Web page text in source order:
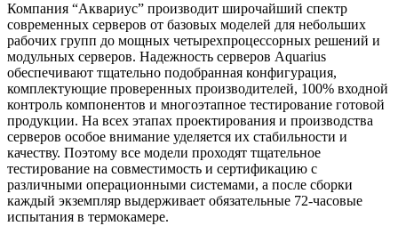
Компания “Аквариус” производит широчайший спектр
современных серверов от базовых моделей для небольших
рабочих групп до мощных четырехпроцессорных решений и
модульных серверов. Надежность серверов Aquarius
обеспечивают тщательно подобранная конфигурация,
комплектующие проверенных производителей, 100% входной
контроль компонентов и многоэтапное тестирование готовой
продукции. На всех этапах проектирования и производства
серверов особое внимание уделяется их стабильности и
качеству. Поэтому все модели проходят тщательное
тестирование на совместимость и сертификацию с
различными операционными системами, а после сборки
каждый экземпляр выдерживает обязательные 72-часовые
испытания в термокамере.